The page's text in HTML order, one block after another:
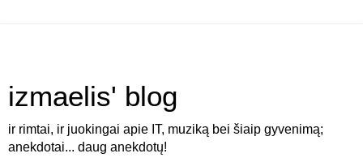
izmaelis' blog
ir rimtai, ir juokingai apie IT, muziką bei šiaip gyvenimą;
anekdotai... daug anekdotų!